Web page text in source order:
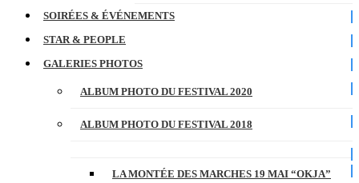
SOIRÉES & ÉVÉNEMENTS
STAR & PEOPLE
GALERIES PHOTOS
ALBUM PHOTO DU FESTIVAL 2020
ALBUM PHOTO DU FESTIVAL 2018
LA MONTÉE DES MARCHES 19 MAI “OKJA”